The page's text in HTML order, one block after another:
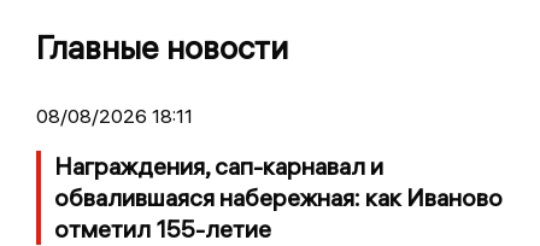
Главные новости
08/08/2026 18:11
Награждения, сап-карнавал и
обвалившаяся набережная: как Иваново
отметил 155-летие